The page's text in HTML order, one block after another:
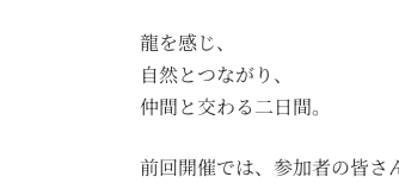
龍を感じ、
自然とつながり、
仲間と交わる二日間。
前回開催では、参加者の皆さ